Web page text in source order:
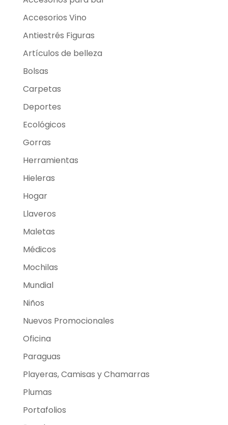
Accesorios Vino
Antiestrés Figuras
Artículos de belleza
Bolsas
Carpetas
Deportes
Ecológicos
Gorras
Herramientas
Hieleras
Hogar
Llaveros
Maletas
Médicos
Mochilas
Mundial
Niños
Nuevos Promocionales
Oficina
Paraguas
Playeras, Camisas y Chamarras
Plumas
Portafolios